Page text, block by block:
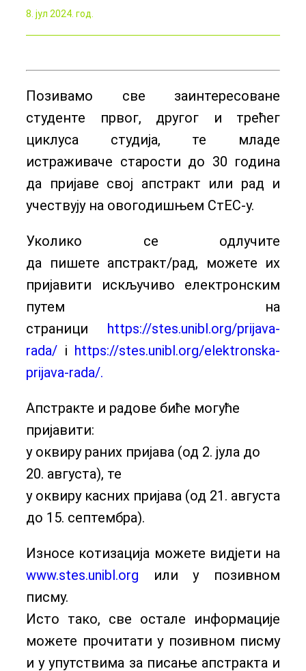
8. јул 2024. год.
Позивамо све заинтересоване
студенте првог, другог и трећег
циклуса студија, те младе
истраживаче старости до 30 година
да пријаве свој апстракт или рад и
учествују на овогодишњем СтЕС-у.
Уколико се одлучите
да пишете апстракт/рад, можете их
пријавити искључиво електронским
путем на
страници https://stes.unibl.org/prijava-
rada/ i https://stes.unibl.org/elektronska-
prijava-rada/.
Апстракте и радове биће могуће
пријавити:
у оквиру раних пријава (од 2. јула до
20. августа), те
у оквиру касних пријава (од 21. августа
до 15. септембра).
Износе котизација можете видјети на
www.stes.unibl.org или у позивном
писму.
Исто тако, све остале информације
можете прочитати у позивном писму
и у упутствима за писање апстракта и